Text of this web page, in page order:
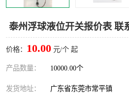
泰州浮球液位开关报价表 联
价格： 10.00 元/个 起
产品数量： 10000.00个
发货地址： 广东省东莞市常平镇